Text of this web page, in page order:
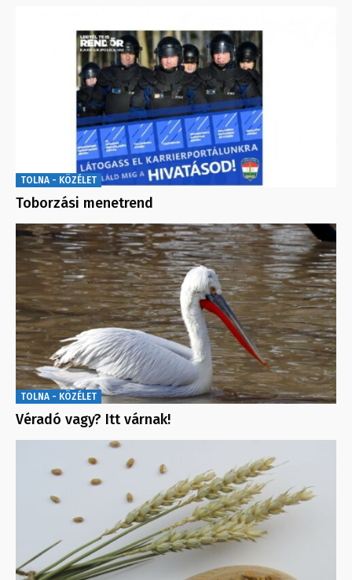
TOLNA - KÖZÉLET
Toborzási menetrend
TOLNA - KÖZÉLET
Véradó vagy? Itt várnak!